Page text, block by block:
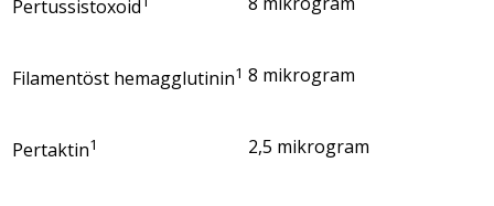
Pertussistoxoid
Filamentöst hemagglutinin1 8 mikrogram
Pertaktin1 2,5 mikrogram